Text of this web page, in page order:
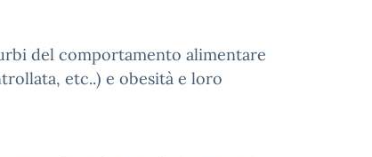
del comportamento alimentare
etc..) e obesità e loro